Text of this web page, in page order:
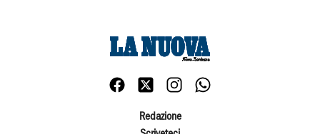
Redazione